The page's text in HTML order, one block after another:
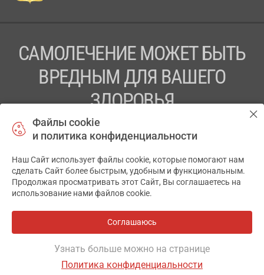
САМОЛЕЧЕНИЕ МОЖЕТ БЫТЬ
ВРЕДНЫМ ДЛЯ ВАШЕГО
ЗДОРОВЬЯ
ПЕРЕД ПРИМЕНЕНИЕМ ПРЕПАРАТА
ПРОКОНСУЛЬТИРУЙТЕСЬ С ВРАЧОМ
ТОВ «АПТЕКА 911.ЮА» Код ЄДРПОУ 43631965.
Отказ от ответственности
АПТЕКА911.ЮА
Файлы cookie
и политика конфиденциальности
Наш Сайт использует файлы cookie, которые помогают нам
сделать Сайт более быстрым, удобным и функциональным.
Продолжая просматривать этот Сайт, Вы соглашаетесь на
использование нами файлов cookie.
Соглашаюсь
Узнать больше можно на странице
Политика конфиденциальности
✕